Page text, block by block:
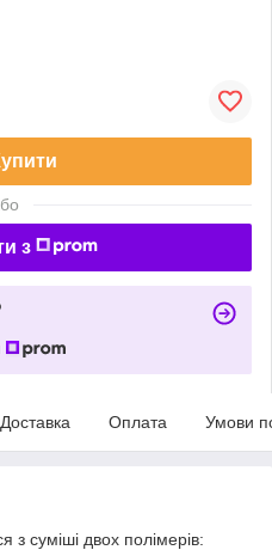
з
Доставка Оплата Умови
з суміші двох полімерів: